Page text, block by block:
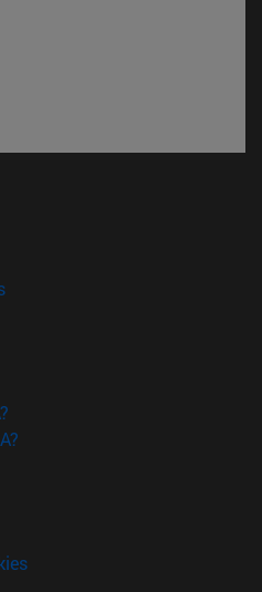
ventana)
(abre en nueva ventana)
en nueva ventana)